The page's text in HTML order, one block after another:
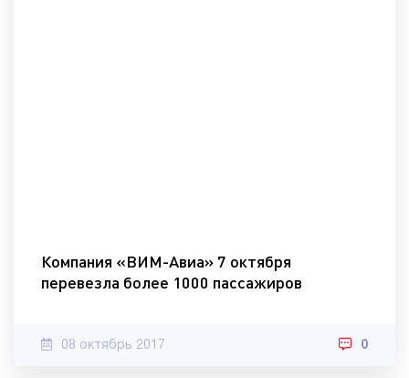
Компания «ВИМ-Авиа» 7 октября
перевезла более 1000 пассажиров
08 октябрь 2017 0